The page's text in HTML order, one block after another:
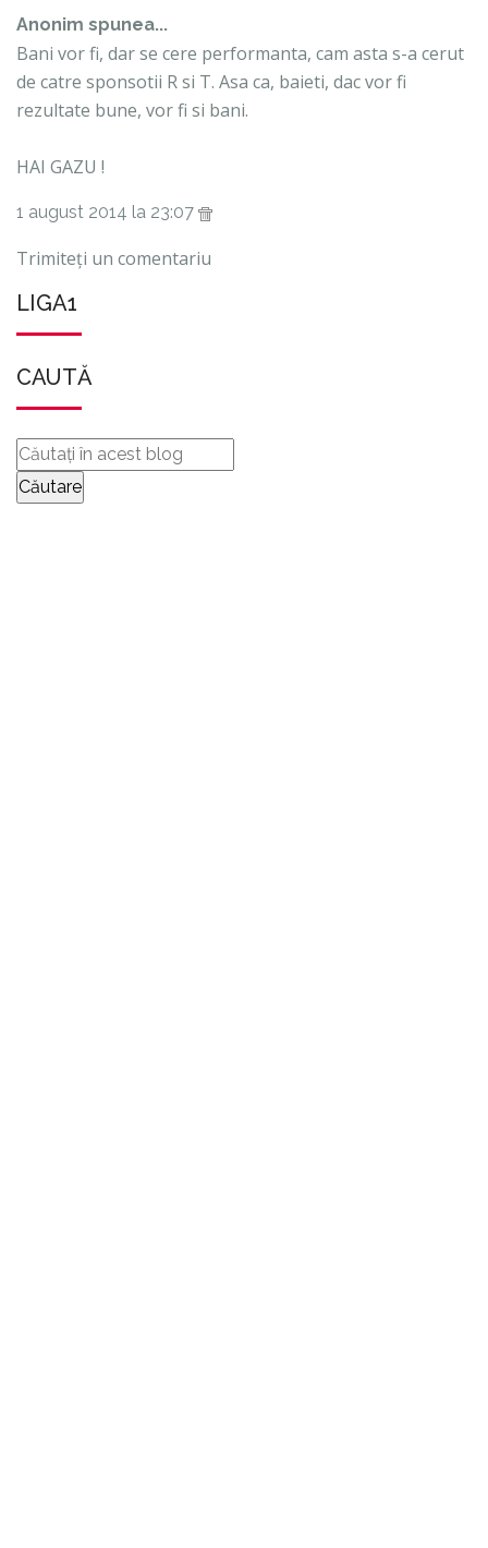
Anonim spunea...
Bani vor fi, dar se cere performanta, cam asta s-a cerut
de catre sponsotii R si T. Asa ca, baieti, dac vor fi
rezultate bune, vor fi si bani.
HAI GAZU !
1 august 2014 la 23:07
Trimiteți un comentariu
LIGA1
CAUTĂ